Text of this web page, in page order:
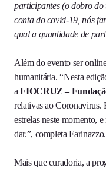
participantes (o dobro
conta do covid-19, nós
qual a quantidade de
Além do evento ser
humanitária. “Nesta
aFIOCRUZ –
relativas ao Coronavirus.
estrelas neste momento,
dar.”, completa Farinazzo.
Mais que curadoria, a